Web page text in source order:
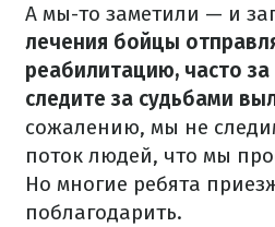
А мы-то заметили — и
лечения бойцы
реабилитацию, часто за
следите за судьбами
сожалению, мы не
поток людей, что мы
Но многие ребята
поблагодарить.